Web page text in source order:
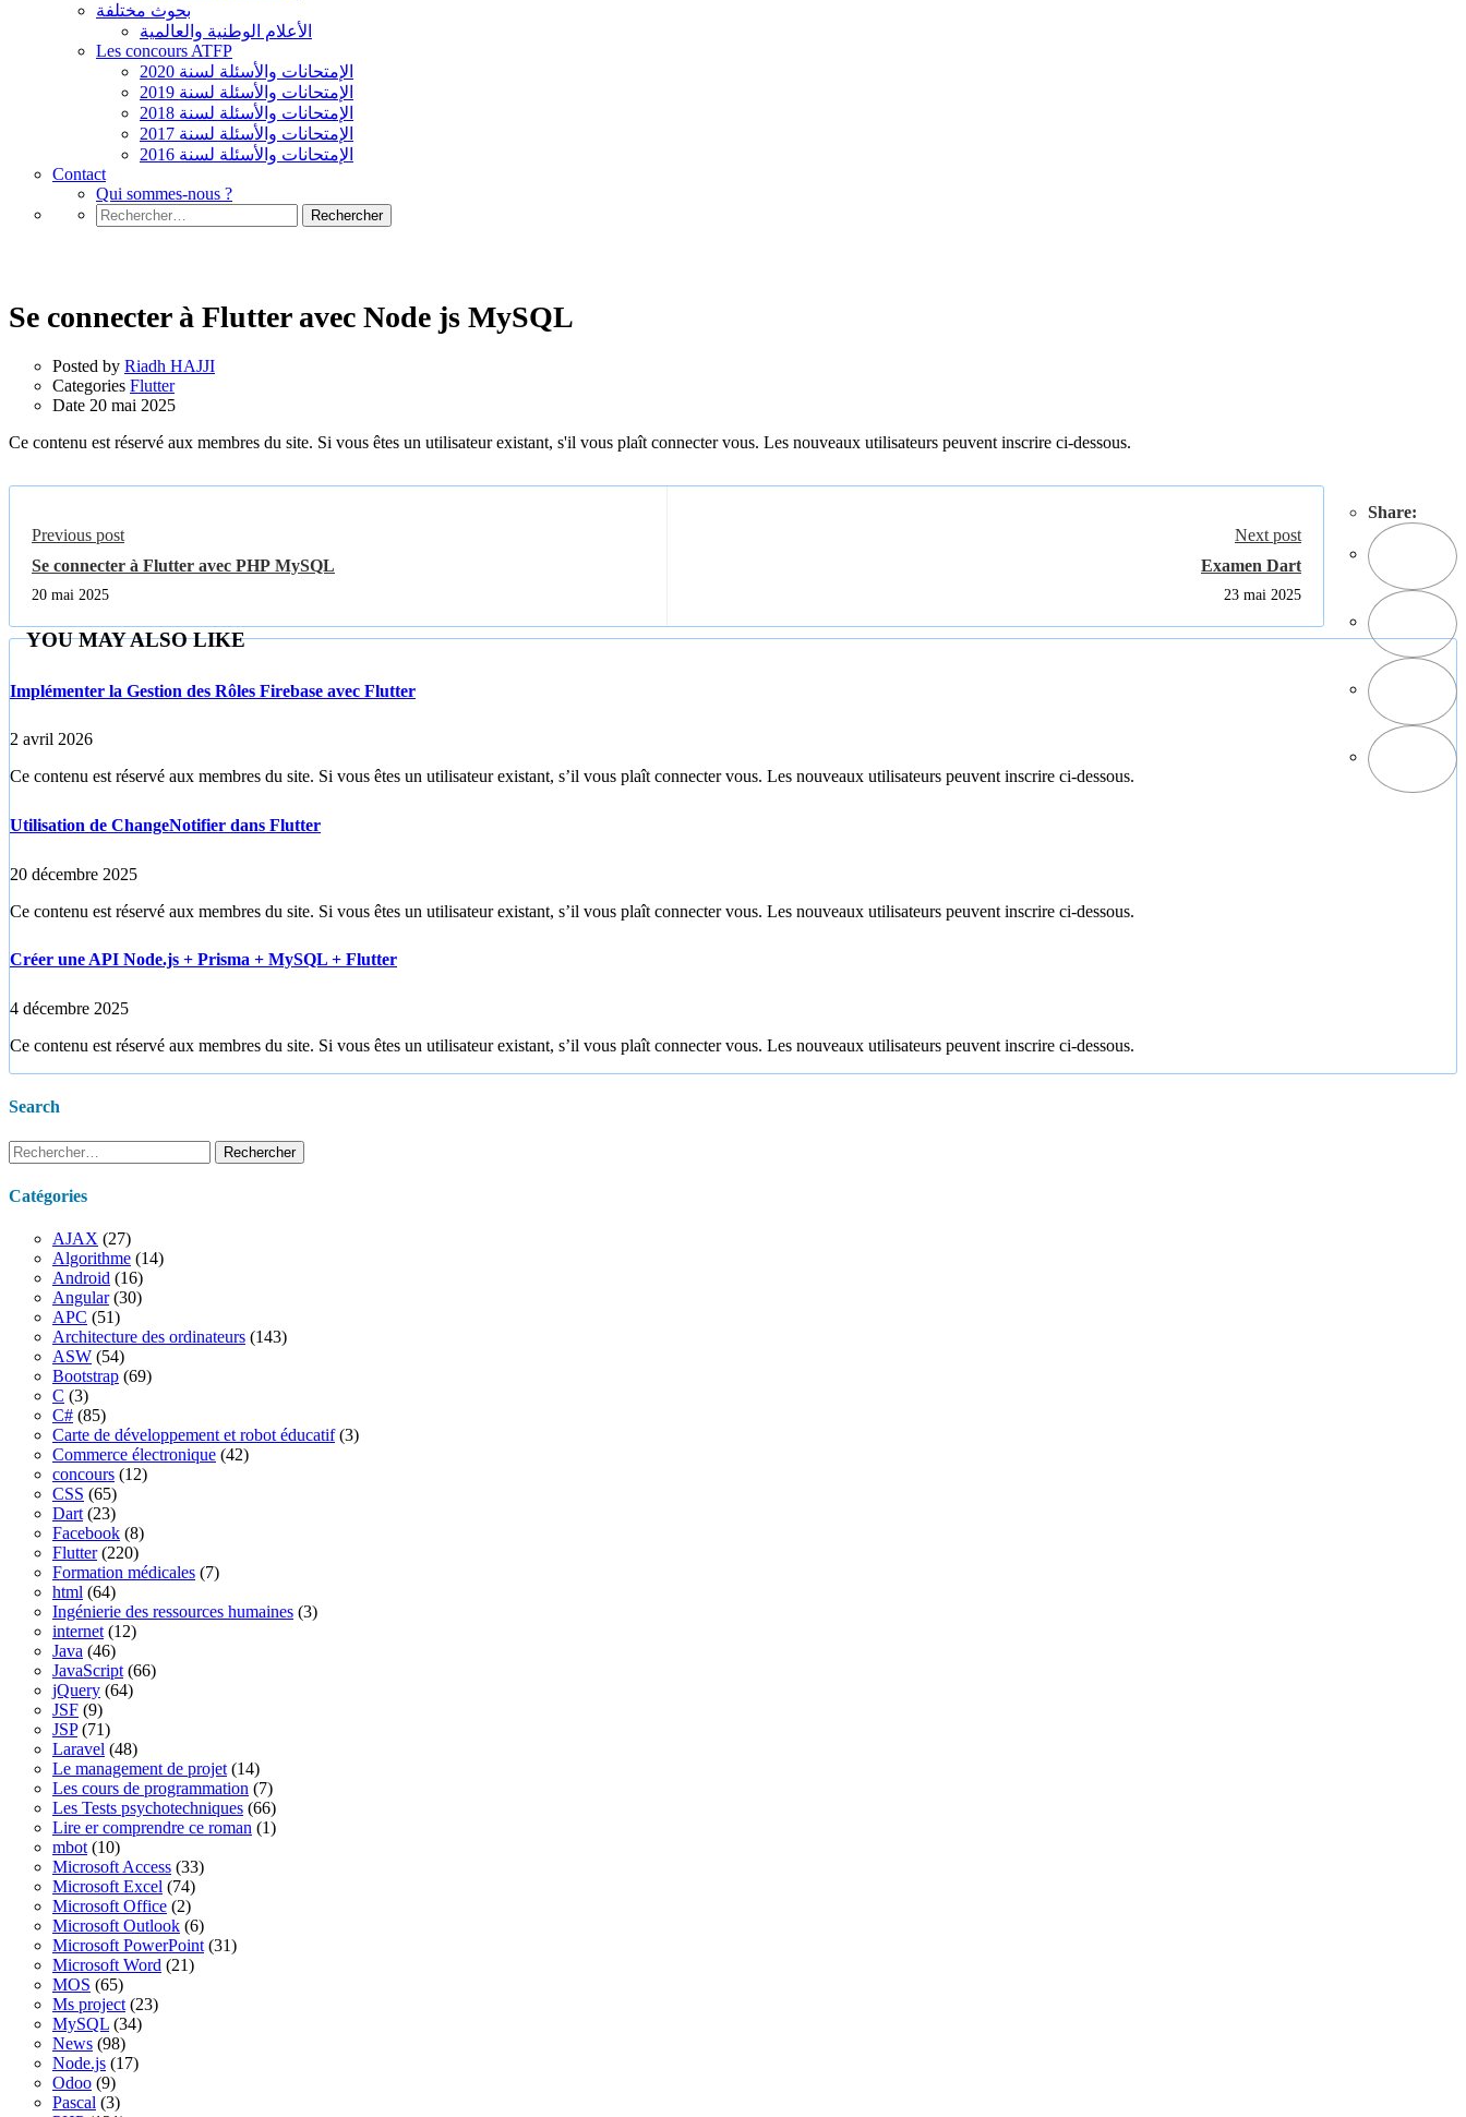
بحوث مختلفة
الأعلام الوطنية والعالمية
Les concours ATFP
الإمتحانات والأسئلة لسنة 2020
الإمتحانات والأسئلة لسنة 2019
الإمتحانات والأسئلة لسنة 2018
الإمتحانات والأسئلة لسنة 2017
الإمتحانات والأسئلة لسنة 2016
Contact
Qui sommes-nous ?
Rechercher :
Se connecter à Flutter avec Node js MySQL
Posted by Riadh HAJJI
Categories Flutter
Date 20 mai 2025
Ce contenu est réservé aux membres du site. Si vous êtes un utilisateur existant, s'il vous plaît connecter vous. Les nouveaux utilisateurs peuvent inscrire ci-dessous.
Share:
Previous post
Se connecter à Flutter avec PHP MySQL
20 mai 2025
Next post
Examen Dart
23 mai 2025
YOU MAY ALSO LIKE
Implémenter la Gestion des Rôles Firebase avec Flutter
2 avril 2026
Ce contenu est réservé aux membres du site. Si vous êtes un utilisateur existant, s’il vous plaît connecter vous. Les nouveaux utilisateurs peuvent inscrire ci-dessous.
Utilisation de ChangeNotifier dans Flutter
20 décembre 2025
Ce contenu est réservé aux membres du site. Si vous êtes un utilisateur existant, s’il vous plaît connecter vous. Les nouveaux utilisateurs peuvent inscrire ci-dessous.
Créer une API Node.js + Prisma + MySQL + Flutter
4 décembre 2025
Ce contenu est réservé aux membres du site. Si vous êtes un utilisateur existant, s’il vous plaît connecter vous. Les nouveaux utilisateurs peuvent inscrire ci-dessous.
Search
Rechercher :
Catégories
AJAX (27)
Algorithme (14)
Android (16)
Angular(30)
APC (51)
Architecture des ordinateurs (143)
ASW (54)
Bootstrap (69)
C (3)
C# (85)
Carte de développement et robot éducatif(3)
Commerce électronique (42)
concours (12)
CSS (65)
Dart (23)
Facebook (8)
Flutter(220)
Formation médicales (7)
html (64)
Ingénierie des ressources humaines (3)
internet (12)
Java (46)
JavaScript (66)
jQuery (64)
JSF (9)
JSP(71)
Laravel (48)
Le management de projet (14)
Les cours de programmation (7)
Les Tests psychotechniques (66)
Lire er comprendre ce roman (1)
mbot (10)
Microsoft Access (33)
Microsoft Excel (74)
Microsoft Office (2)
Microsoft Outlook (6)
Microsoft PowerPoint (31)
Microsoft Word (21)
MOS (65)
Ms project (23)
MySQL (34)
News (98)
Node.js (17)
Odoo (9)
Pascal (3)